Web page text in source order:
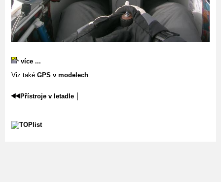
více ...
Viz také GPS v modelech.
Přístroje v letadle